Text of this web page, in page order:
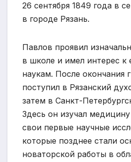
26 сентября 1849 года в
в городе Рязань.
Павлов проявил
в школе и имел интерес к
наукам. После окончания
поступил в Рязанский
затем в Санкт-
Здесь он изучал
свои первые научные
которые позднее стали
новаторской работы в